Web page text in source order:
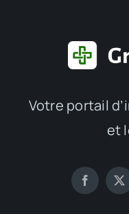
Votre portail
et